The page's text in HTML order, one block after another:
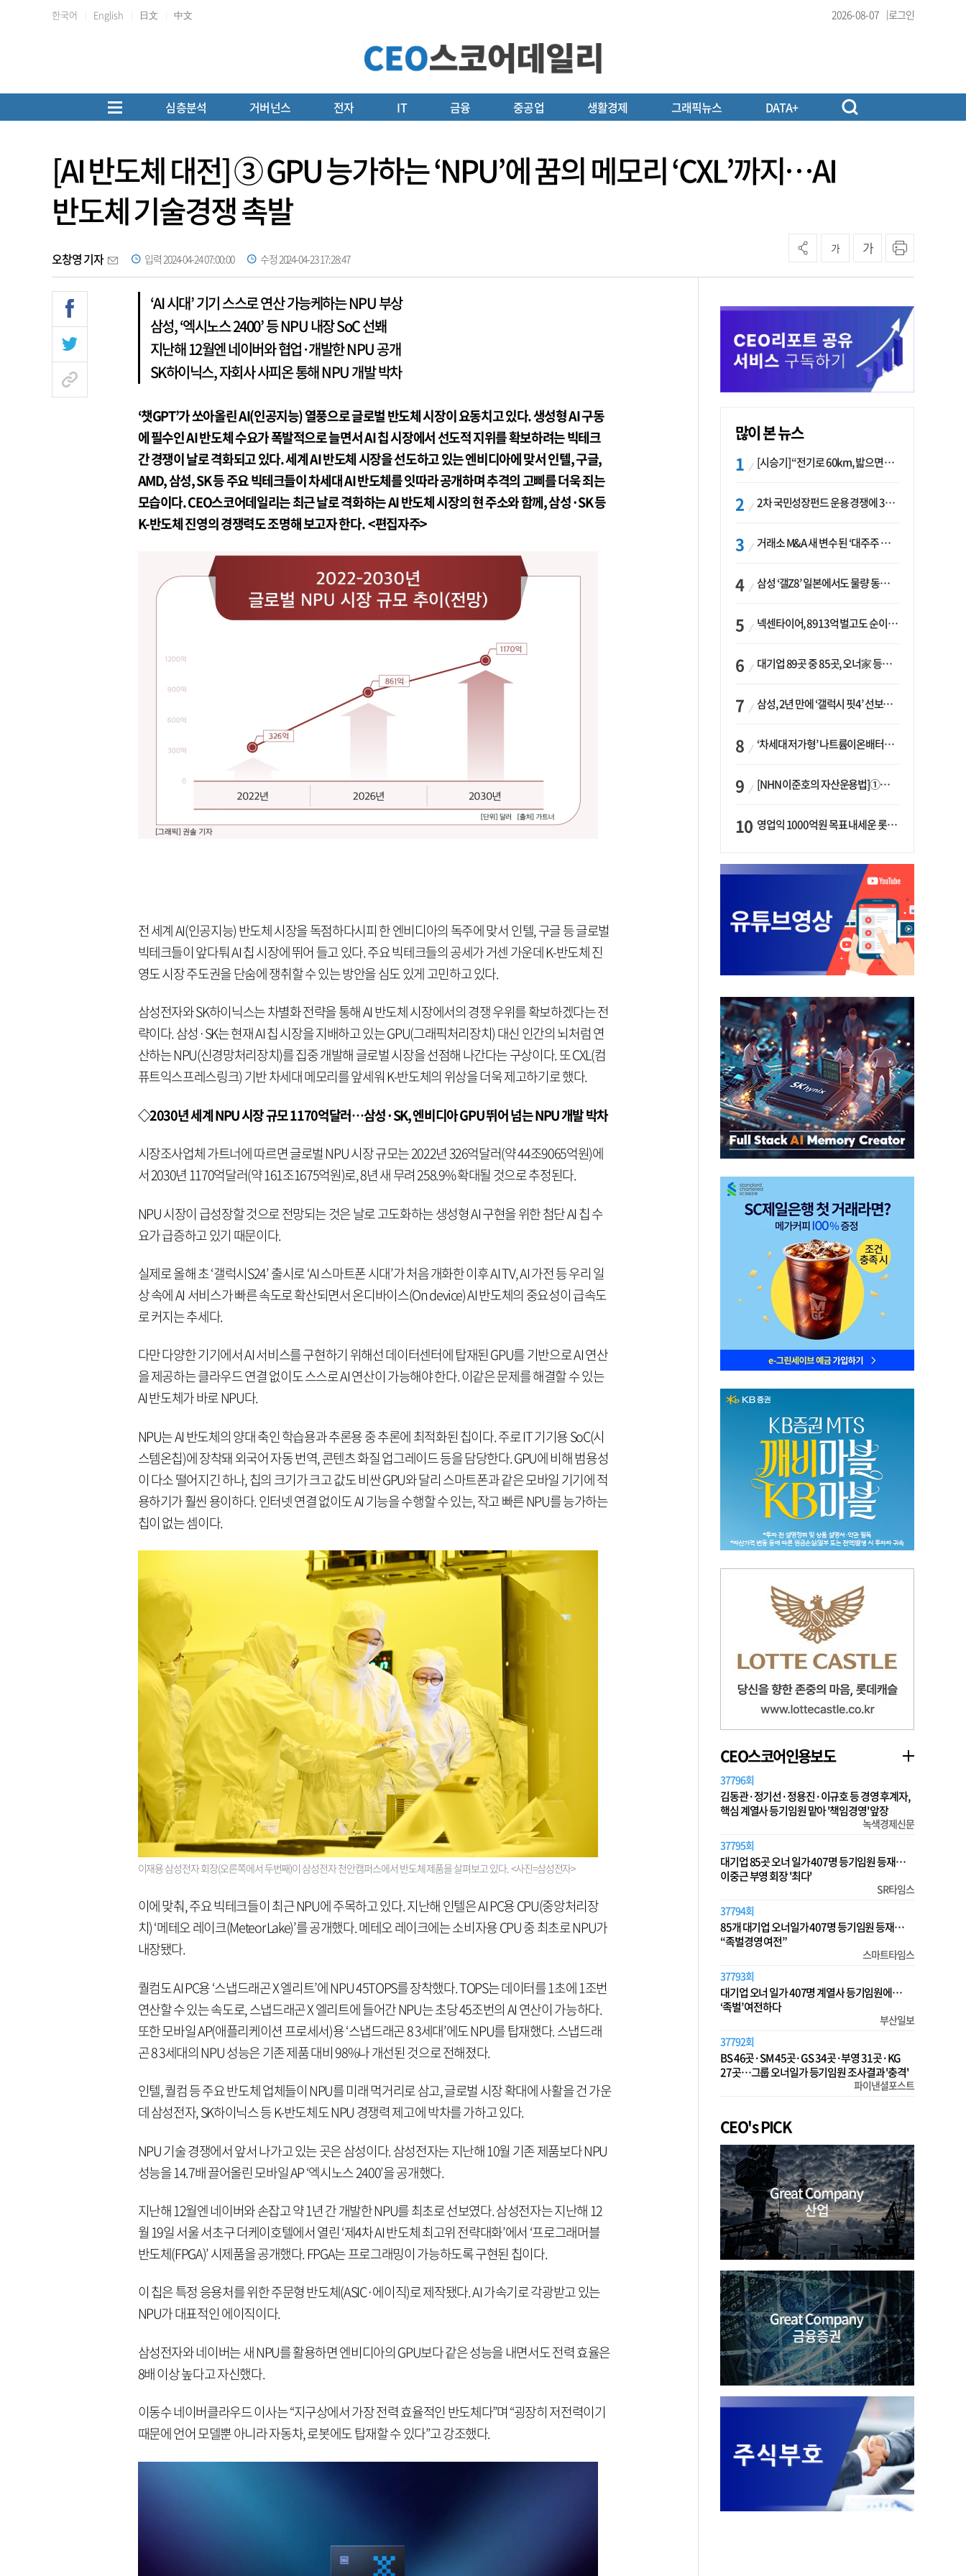
한국어 English 日文 中文 2026-08-07 로그인
심층분석 거버넌스 전자 IT 금융 중공업 생활경제 그래픽뉴스 DATA+
[AI 반도체 대전] ③ GPU 능가하는 ‘NPU’에 꿈의 메모리 ‘CXL’까지…AI
반도체 기술경쟁 촉발
오창영 기자 입력 2024-04-24 07:00:00 수정 2024-04-23 17:28:47
가 가
‘AI 시대’ 기기 스스로 연산 가능케하는 NPU 부상
삼성, ‘엑시노스 2400’ 등 NPU 내장 SoC 선봬
지난해 12월엔 네이버와 협업·개발한 NPU 공개
SK하이닉스, 자회사 사피온 통해 NPU 개발 박차
‘챗GPT’가 쏘아올린 AI(인공지능) 열풍으로 글로벌 반도체 시장이 요동치고 있다. 생성형 AI 구동
에 필수인 AI 반도체 수요가 폭발적으로 늘면서 AI 칩 시장에서 선도적 지위를 확보하려는 빅테크
간 경쟁이 날로 격화되고 있다. 세계 AI 반도체 시장을 선도하고 있는 엔비디아에 맞서 인텔, 구글,
AMD, 삼성, SK 등 주요 빅테크들이 차세대 AI 반도체를 잇따라 공개하며 추격의 고삐를 더욱 죄는
모습이다. CEO스코어데일리는 최근 날로 격화하는 AI 반도체 시장의 현 주소와 함께, 삼성·SK 등
K-반도체 진영의 경쟁력도 조명해 보고자 한다. <편집자주>
전 세계 AI(인공지능) 반도체 시장을 독점하다시피 한 엔비디아의 독주에 맞서 인텔, 구글 등 글로벌
빅테크들이 앞다퉈 AI 칩 시장에 뛰어 들고 있다. 주요 빅테크들의 공세가 거센 가운데 K-반도체 진
영도 시장 주도권을 단숨에 쟁취할 수 있는 방안을 심도 있게 고민하고 있다.
삼성전자와 SK하이닉스는 차별화 전략을 통해 AI 반도체 시장에서의 경쟁 우위를 확보하겠다는 전
략이다. 삼성·SK는 현재 AI 칩 시장을 지배하고 있는 GPU(그래픽처리장치) 대신 인간의 뇌처럼 연
산하는 NPU(신경망처리장치)를 집중 개발해 글로벌 시장을 선점해 나간다는 구상이다. 또 CXL(컴
퓨트익스프레스링크) 기반 차세대 메모리를 앞세워 K-반도체의 위상을 더욱 제고하기로 했다.
◇2030년 세계 NPU 시장 규모 1170억달러…삼성·SK, 엔비디아 GPU 뛰어 넘는 NPU 개발 박차
시장조사업체 가트너에 따르면 글로벌 NPU 시장 규모는 2022년 326억달러(약 44조9065억원)에
서 2030년 1170억달러(약 161조1675억원)로, 8년 새 무려 258.9% 확대될 것으로 추정된다.
NPU 시장이 급성장할 것으로 전망되는 것은 날로 고도화하는 생성형 AI 구현을 위한 첨단 AI 칩 수
요가 급증하고 있기 때문이다.
실제로 올해 초 ‘갤럭시S24’ 출시로 ‘AI 스마트폰 시대’가 처음 개화한 이후 AI TV, AI 가전 등 우리 일
상 속에 AI 서비스가 빠른 속도로 확산되면서 온디바이스(On device) AI 반도체의 중요성이 급속도
로 커지는 추세다.
다만 다양한 기기에서 AI 서비스를 구현하기 위해선 데이터센터에 탑재된 GPU를 기반으로 AI 연산
을 제공하는 클라우드 연결 없이도 스스로 AI 연산이 가능해야 한다. 이같은 문제를 해결할 수 있는
AI 반도체가 바로 NPU다.
NPU는 AI 반도체의 양대 축인 학습용과 추론용 중 추론에 최적화된 칩이다. 주로 IT 기기용 SoC(시
스템온칩)에 장착돼 외국어 자동 번역, 콘텐츠 화질 업그레이드 등을 담당한다. GPU에 비해 범용성
이 다소 떨어지긴 하나, 칩의 크기가 크고 값도 비싼 GPU와 달리 스마트폰과 같은 모바일 기기에 적
용하기가 훨씬 용이하다. 인터넷 연결 없이도 AI 기능을 수행할 수 있는, 작고 빠른 NPU를 능가하는
칩이 없는 셈이다.
이재용 삼성전자 회장(오른쪽에서 두번째)이 삼성전자 천안캠퍼스에서 반도체 제품을 살펴보고 있다. <사진=삼성전자>
이에 맞춰, 주요 빅테크들이 최근 NPU에 주목하고 있다. 지난해 인텔은 AI PC용 CPU(중앙처리장
치) ‘메테오 레이크(Meteor Lake)’를 공개했다. 메테오 레이크에는 소비자용 CPU 중 최초로 NPU가
내장됐다.
퀄컴도 AI PC용 ‘스냅드래곤 X 엘리트’에 NPU 45TOPS를 장착했다. TOPS는 데이터를 1초에 1조번
연산할 수 있는 속도로, 스냅드래곤 X 엘리트에 들어간 NPU는 초당 45조번의 AI 연산이 가능하다.
또한 모바일 AP(애플리케이션 프로세서)용 ‘스냅드래곤 8 3세대’에도 NPU를 탑재했다. 스냅드래
곤 8 3세대의 NPU 성능은 기존 제품 대비 98%나 개선된 것으로 전해졌다.
인텔, 퀄컴 등 주요 반도체 업체들이 NPU를 미래 먹거리로 삼고, 글로벌 시장 확대에 사활을 건 가운
데 삼성전자, SK하이닉스 등 K-반도체도 NPU 경쟁력 제고에 박차를 가하고 있다.
NPU 기술 경쟁에서 앞서 나가고 있는 곳은 삼성이다. 삼성전자는 지난해 10월 기존 제품보다 NPU
성능을 14.7배 끌어올린 모바일 AP ‘엑시노스 2400’을 공개했다.
지난해 12월엔 네이버와 손잡고 약 1년 간 개발한 NPU를 최초로 선보였다. 삼성전자는 지난해 12
월 19일 서울 서초구 더케이호텔에서 열린 ‘제4차 AI 반도체 최고위 전략대화’에서 ‘프로그래머블
반도체(FPGA)’ 시제품을 공개했다. FPGA는 프로그래밍이 가능하도록 구현된 칩이다.
이 칩은 특정 응용처를 위한 주문형 반도체(ASIC·에이직)로 제작됐다. AI 가속기로 각광받고 있는
NPU가 대표적인 에이직이다.
삼성전자와 네이버는 새 NPU를 활용하면 엔비디아의 GPU보다 같은 성능을 내면서도 전력 효율은
8배 이상 높다고 자신했다.
이동수 네이버클라우드 이사는 “지구상에서 가장 전력 효율적인 반도체다”며 “굉장히 저전력이기
때문에 언어 모델뿐 아니라 자동차, 로봇에도 탑재할 수 있다”고 강조했다.
많이 본 뉴스
[시승기] “전기로 60km, 밟으면 462마력”…볼보 XC60 T8의 두 얼굴
2차 국민성장펀드 운용 경쟁에 33개사 몰렸다…신한·하나 등 새 얼굴 대거 합류
거래소 M&A 새 변수 된 ‘대주주 심사’…네이버·두나무 결합도 영향권
삼성 ‘갤Z8’ 일본에서도 물량 동났다…애플 참전 앞두고 선두 수성 ‘시험대’
넥센타이어, 8913억 벌고도 순이익 2억…유럽 세부담에 이익 증발
대기업 89곳 중 85곳, 오너家 등기임원 겸직…BS 46곳·SM 45곳 ‘족벌경영’ 고착화
삼성, 2년 만에 ‘갤럭시 핏4’ 선보이나…웨어러블 생태계 확장 ‘시동’
‘차세대 저가형’ 나트륨이온배터리 시대 오나…LG화학·에코프로, 상용화 속도낸다
[NHN 이준호의 자산운용법]①이니시오·JLC ‘부동산’-JLC파트너스 ‘투자’…“부동산 담보대출로 투자재원 확보”
영업익 1000억원 목표 내세운 롯데마트…하반기 ‘오카도’ 시험대
CEO스코어인용보도
37796회
김동관·정기선·정용진·이규호 등 경영 후계자,
핵심 계열사 등기임원 맡아 '책임경영' 앞장
녹색경제신문
37795회
대기업 85곳 오너 일가 407명 등기임원 등재…
이중근 부영 회장 '최다'
SR타임스
37794회
85개 대기업 오너일가 407명 등기임원 등재…
“족벌경영 여전”
스마트타임스
37793회
대기업 오너 일가 407명 계열사 등기임원에…
‘족벌’ 여전하다
부산일보
37792회
BS 46곳·SM 45곳·GS 34곳·부영 31곳·KG
27곳…그룹 오너일가 등기임원 조사결과 '충격'
파이낸셜포스트
CEO's PICK